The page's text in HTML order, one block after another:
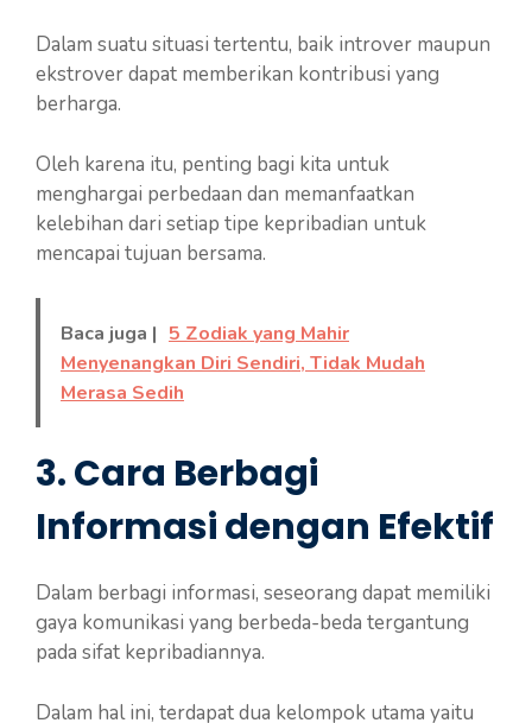
Dalam suatu situasi tertentu, baik introver maupun
ekstrover dapat memberikan kontribusi yang
berharga.
Oleh karena itu, penting bagi kita untuk
menghargai perbedaan dan memanfaatkan
kelebihan dari setiap tipe kepribadian untuk
mencapai tujuan bersama.
Baca juga | 5 Zodiak yang Mahir
Menyenangkan Diri Sendiri, Tidak Mudah
Merasa Sedih
3. Cara Berbagi
Informasi dengan Efektif
Dalam berbagi informasi, seseorang dapat memiliki
gaya komunikasi yang berbeda-beda tergantung
pada sifat kepribadiannya.
Dalam hal ini, terdapat dua kelompok utama yaitu